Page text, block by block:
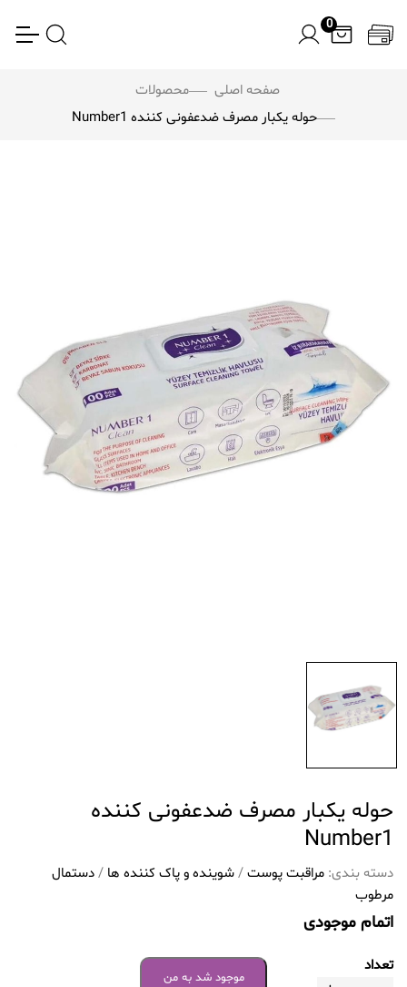
0
صفحه اصلی
محصولات
حوله یکبار مصرف ضدعفونی کننده Number1
حوله یکبار مصرف ضدعفونی کننده
Number1
دسته بندی: مراقبت پوست/شوینده و پاک کننده ها /دستمال
مرطوب
اتمام موجودی
تعداد
موجود شد به من